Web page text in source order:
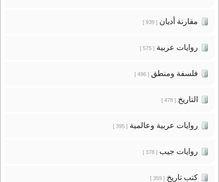
مقارنة أديان[ 939 ]
روايات عربية[ 575 ]
فلسفة ومنطق[ 496 ]
التاريخ[ 478 ]
روايات عربية وعالمية[ 395 ]
روايات جيب[ 378 ]
كتب تاريخ[ 359 ]